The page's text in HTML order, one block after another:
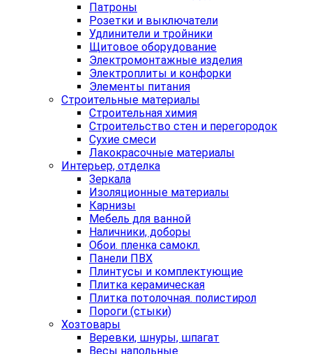
Патроны
Розетки и выключатели
Удлинители и тройники
Щитовое оборудование
Электромонтажные изделия
Электроплиты и конфорки
Элементы питания
Строительные материалы
Строительная химия
Строительство стен и перегородок
Сухие смеси
Лакокрасочные материалы
Интерьер, отделка
Зеркала
Изоляционные материалы
Карнизы
Мебель для ванной
Наличники, доборы
Обои. пленка самокл.
Панели ПВХ
Плинтусы и комплектующие
Плитка керамическая
Плитка потолочная. полистирол
Пороги (стыки)
Хозтовары
Веревки, шнуры, шпагат
Весы напольные